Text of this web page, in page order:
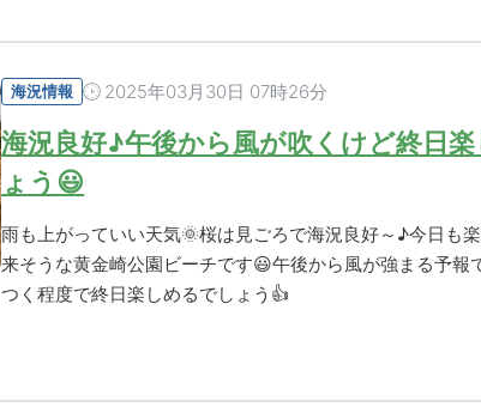
海況情報 2025年03月30日 07時26分
海況良好♪午後から風が吹くけど終日
ょう😃
雨も上がっていい天気🌞桜は見ごろで海況良好～♪今日も
来そうな黄金崎公園ビーチです😃午後から風が強まる予報
つく程度で終日楽しめるでしょう👍